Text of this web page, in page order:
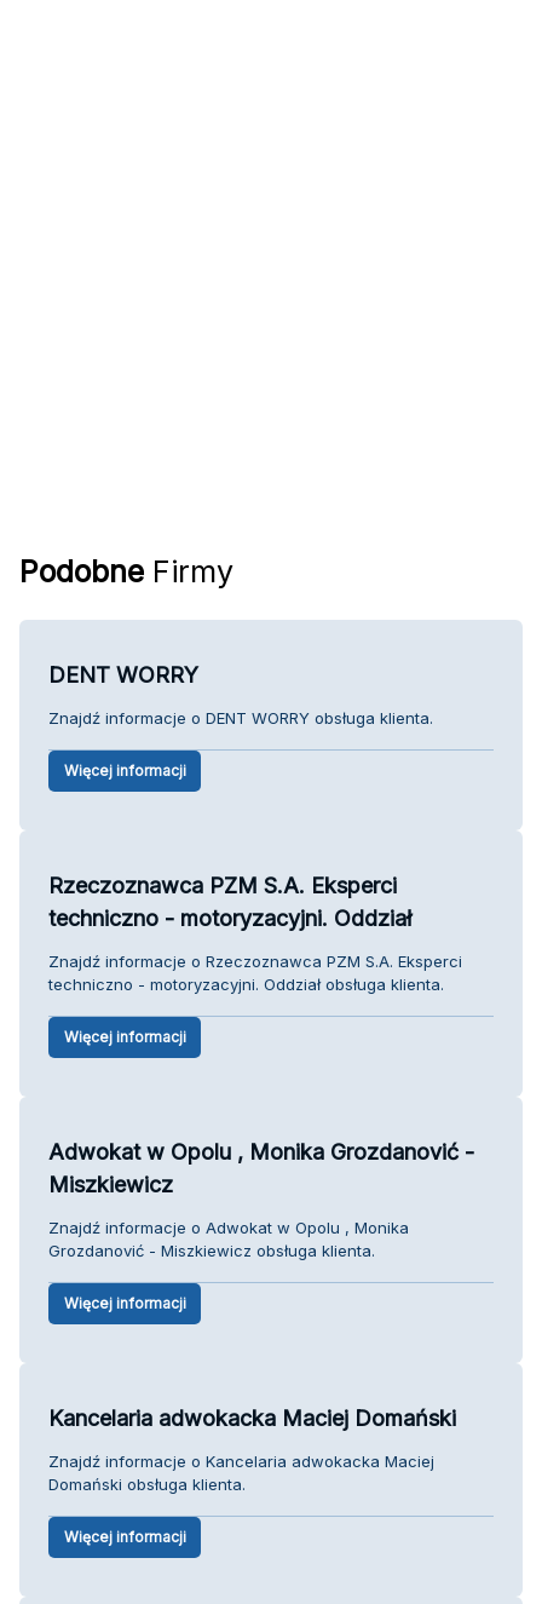
Podobne Firmy
DENT WORRY
Znajdź informacje o DENT WORRY obsługa klienta.
Więcej informacji
Rzeczoznawca PZM S.A. Eksperci
techniczno - motoryzacyjni. Oddział
Znajdź informacje o Rzeczoznawca PZM S.A. Eksperci
techniczno - motoryzacyjni. Oddział obsługa klienta.
Więcej informacji
Adwokat w Opolu , Monika Grozdanović -
Miszkiewicz
Znajdź informacje o Adwokat w Opolu , Monika
Grozdanović - Miszkiewicz obsługa klienta.
Więcej informacji
Kancelaria adwokacka Maciej Domański
Znajdź informacje o Kancelaria adwokacka Maciej
Domański obsługa klienta.
Więcej informacji